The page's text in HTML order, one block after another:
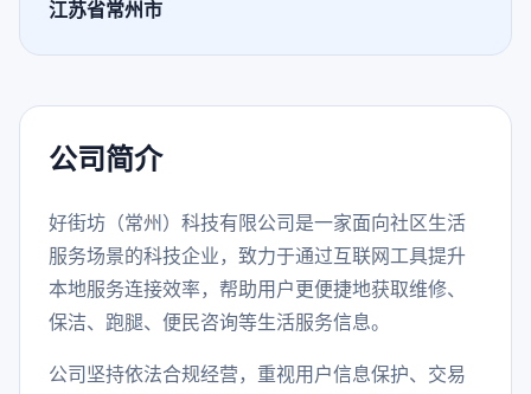
江苏省常州市
公司简介
好街坊（常州）科技有限公司是一家面向社区生活
服务场景的科技企业，致力于通过互联网工具提升
本地服务连接效率，帮助用户更便捷地获取维修、
保洁、跑腿、便民咨询等生活服务信息。
公司坚持依法合规经营，重视用户信息保护、交易